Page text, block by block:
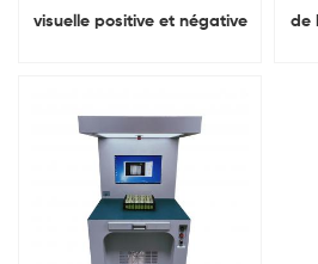
visuelle positive et négative
de